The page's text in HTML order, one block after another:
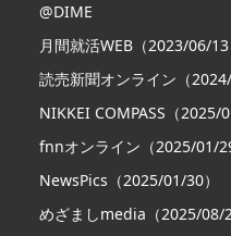
@DIME
月間就活WEB（2023/06/13
読売新聞オンライン（2024/
NIKKEI COMPASS（2025/
fnnオンライン（2025/01/29
NewsPics（2025/01/30）
めざましmedia（2025/08/